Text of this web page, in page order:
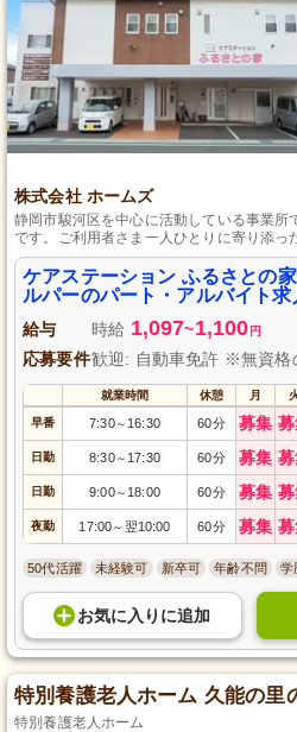
株式会社 ホームズ
静岡市駿河区を中心に活動している事業所
です。ご利用者さま一人ひとりに寄り添っ
ており、正社員への道も開かれています
なスタッフがしっかりとサポートするた
ケアステーション ふるさとの
ルパーのパート・アルバイト求
給与 時給 1,097~1,100 円
応募要件歓迎: 自動車免許 ※無資格
就業時間 休憩 月
早番 7:30～ 16:30 60分 募集
日勤 8:30～ 17:30 60分 募集
日勤 9:00～ 18:00 60分 募集
夜勤 17:00～ 翌10:00 60分 募集
50代活躍 未経験可 新卒可 年齢不問 学
お気に入り に追加
特別養護老人ホーム 久能の里
特別養護老人ホーム